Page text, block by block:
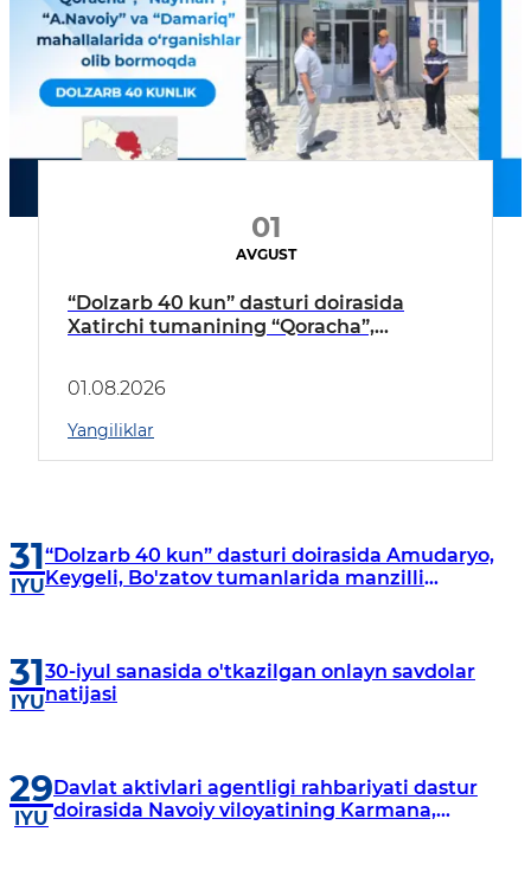
01
AVGUST
“Dolzarb 40 kun” dasturi doirasida
Xatirchi tumanining “Qoracha”,
borildi
01.08.2026
Yangiliklar
31
IYU
“Dolzarb 40 kun” dasturi doirasida Amudaryo,
Keygeli, Bo'zatov tumanlarida manzilli
31
IYU
30-iyul sanasida o'tkazilgan onlayn savdolar
natijasi
29
IYU
Davlat aktivlari agentligi rahbariyati dastur
doirasida Navoiy viloyatining Karmana,